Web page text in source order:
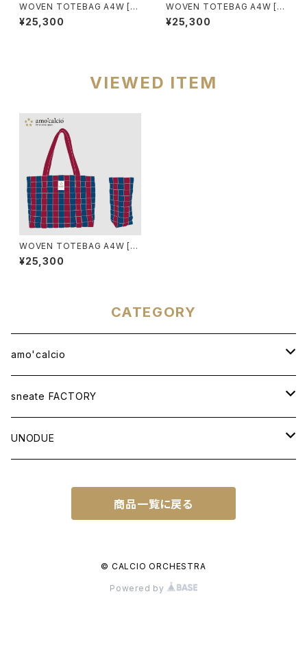
WOVEN TOTEBAG A4W [A
ZZURRI]
¥25,300
WOVEN TOTEBAG A4W [R
OSSONERO]
¥25,300
VIEWED ITEM
WOVEN TOTEBAG A4W [B
ARCELONA]
¥25,300
CATEGORY
amo'calcio
APPAREL
T-SHIRT
BAG
WOVEN TOTEBAG A4W
WOVEN BACKPACK A3H
sneate FACTORY
ORIGINAL DESIGN
NATIONAL IDENTITY SERIES
UNODUE
FUTSAL BALL
SOCCER NOTE
商品一覧に戻る
© CALCIO ORCHESTRA
Powered by